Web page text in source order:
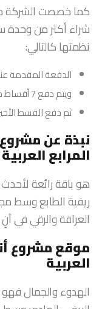
كما خصصت الشركة
شراء أكثر من وحدة
نظمتها كالتالي:
الدفعة المقدمة عند
ويتم دفع 7 أقساط متساوية أثناء فترة الإنشاء.
ثم دفع القسط الأخير 10%عند
نبذة عن
المرابع العربية
هو باقة رائعة
ريفية الطابع وسط
العراقة والرقي في
موقع مشروع
العربية
الهدوء والجمال فهو